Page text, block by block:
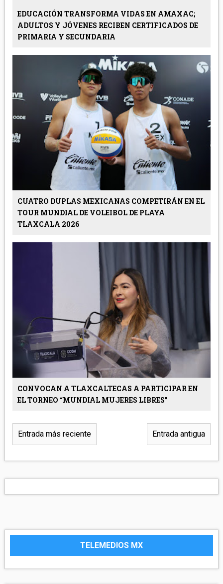
EDUCACIÓN TRANSFORMA VIDAS EN AMAXAC;
ADULTOS Y JÓVENES RECIBEN CERTIFICADOS DE
PRIMARIA Y SECUNDARIA
CUATRO DUPLAS MEXICANAS COMPETIRÁN EN EL
TOUR MUNDIAL DE VOLEIBOL DE PLAYA
TLAXCALA 2026
CONVOCAN A TLAXCALTECAS A PARTICIPAR EN
EL TORNEO “MUNDIAL MUJERES LIBRES”
Entrada más reciente Entrada antigua
TELEMEDIOS MX